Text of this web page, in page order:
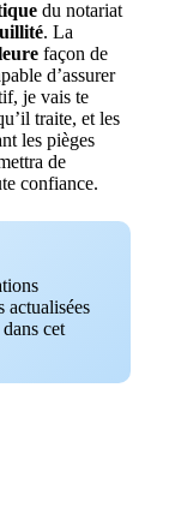
du notariat
. La
façon de
d’assurer
je vais te
traite, et les
les pièges
de
confiance.
actualisées
cet